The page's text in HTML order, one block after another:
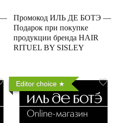
—
Промокод ИЛЬ ДЕ БОТЭ —
Подарок при покупке
продукции бренда HAIR
RITUEL BY SISLEY
Editor choice